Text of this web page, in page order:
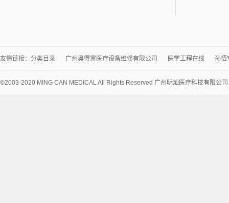
友情链接： 分类目录 广州奥得富医疗设备维修有限公司 医学工程在线 孙悟
©2003-2020 MING CAN MEDICAL All Rights Reserved 广州明灿医疗科技有限公司